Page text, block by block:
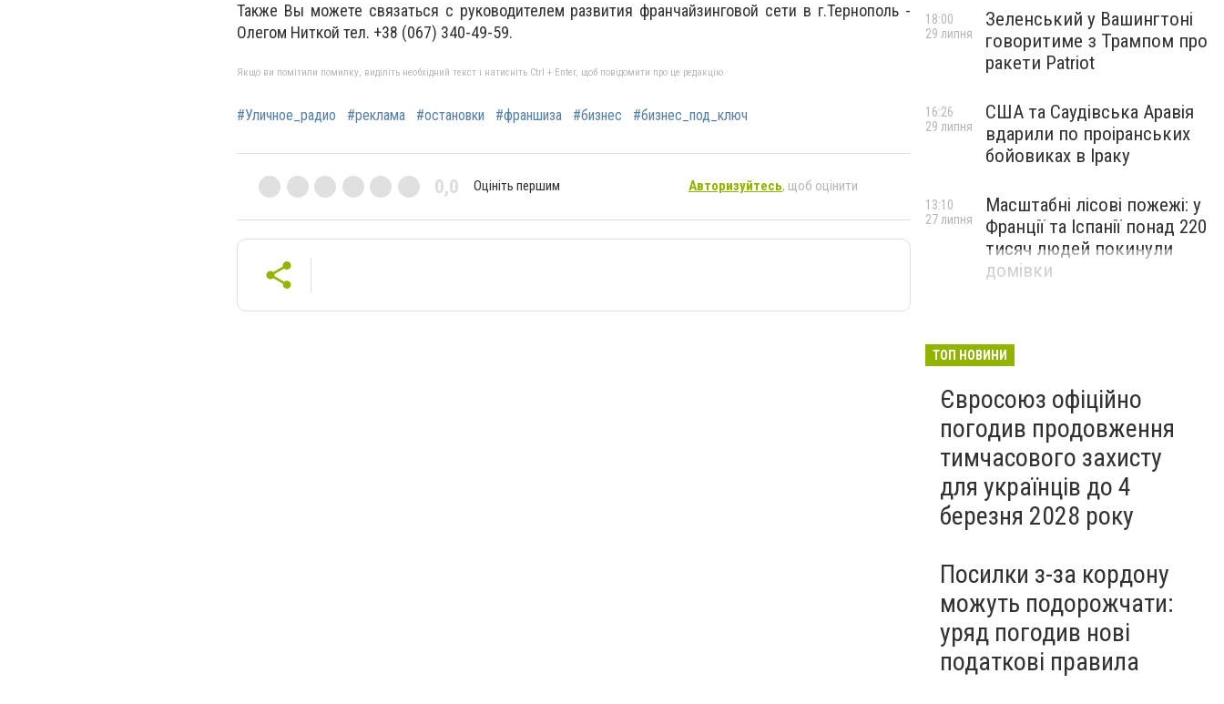
Также Вы можете связаться с руководителем развития франчайзинговой сети в г.Тернополь -
Олегом Ниткой тел. +38 (067) 340-49-59.
Якщо ви помітили помилку, виділіть необхідний текст і натисніть Ctrl + Enter, щоб повідомити про це редакцію
#Уличное_радио #реклама #остановки #франшиза #бизнес #бизнес_под_ключ
0,0 Оцініть першим Авторизуйтесь, щоб оцінити
Зеленський у Вашингтоні
говоритиме з Трампом про
ракети Patriot
18:00
29 липня
США та Саудівська Аравія
вдарили по проіранських
бойовиках в Іраку
16:26
29 липня
Масштабні лісові пожежі: у
Франції та Іспанії понад 220
тисяч людей покинули
домівки
13:10
27 липня
ТОП НОВИНИ
Євросоюз офіційно
погодив продовження
тимчасового захисту
для українців до 4
березня 2028 року
Посилки з-за кордону
можуть подорожчати:
уряд погодив нові
податкові правила